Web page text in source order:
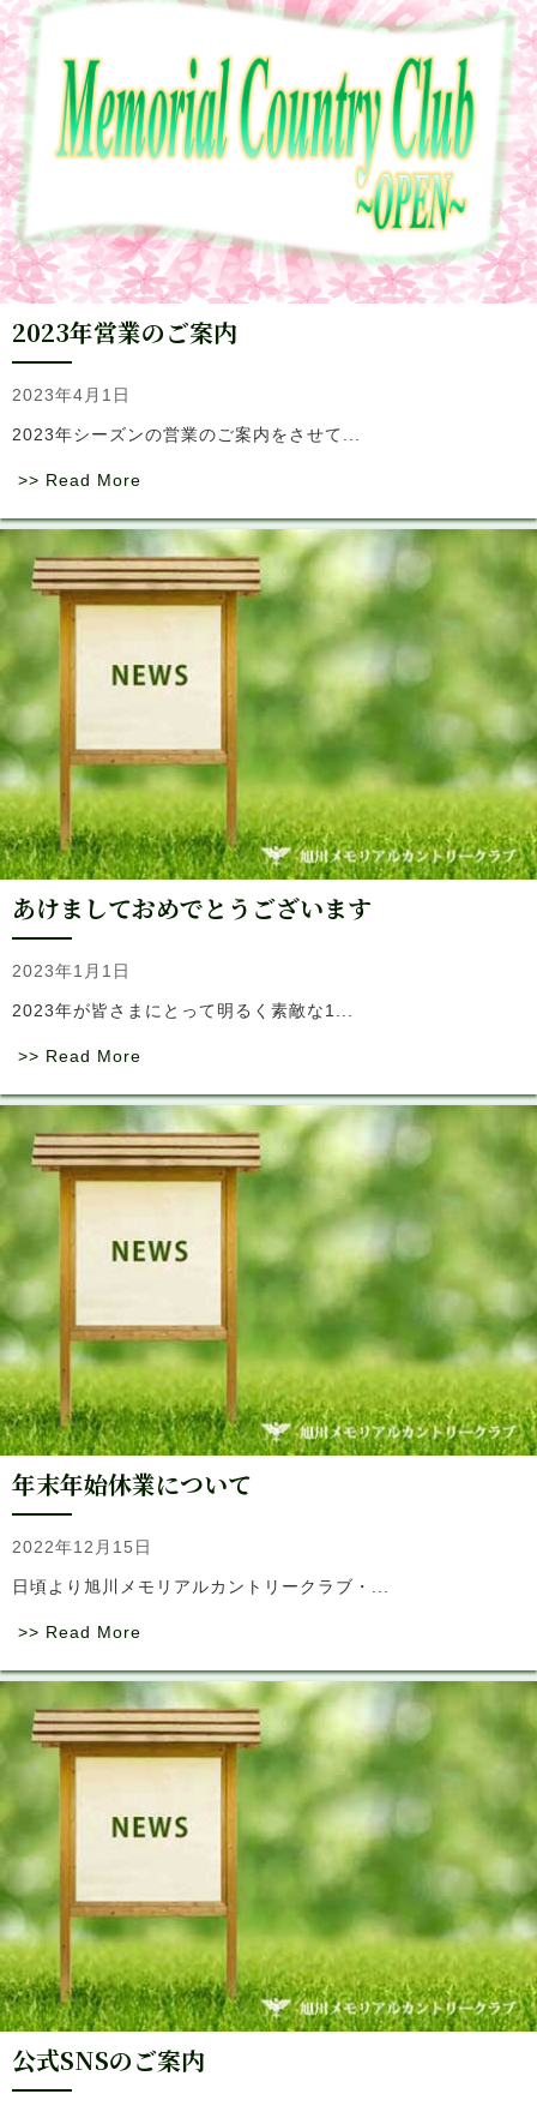
2023年営業のご案内
2023年4月1日
2023年シーズンの営業のご案内をさせて...
>> Read More
あけましておめでとうございます
2023年1月1日
2023年が皆さまにとって明るく素敵な1...
>> Read More
年末年始休業について
2022年12月15日
日頃より旭川メモリアルカントリークラブ・...
>> Read More
公式SNSのご案内